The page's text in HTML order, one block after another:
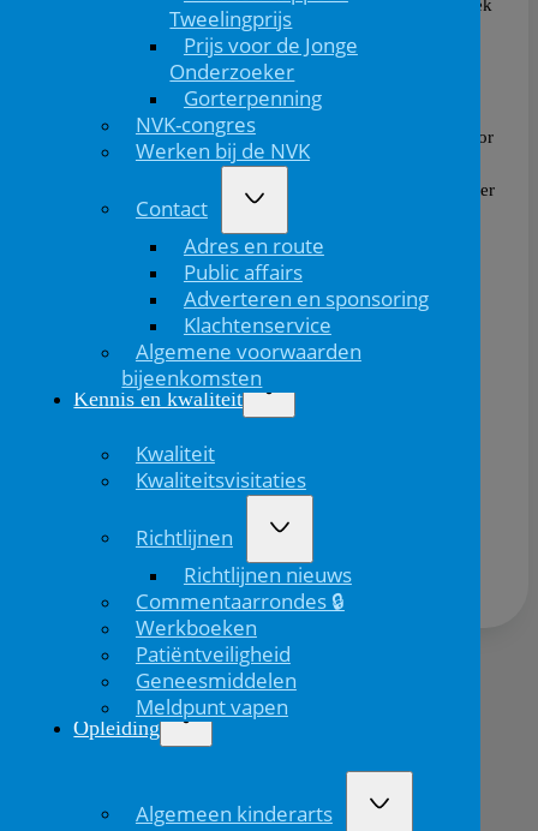
Tweelingprijs
Prijs voor de Jonge
Onderzoeker
Gorterpenning
NVK-congres
Werken bij de NVK
Contact
Adres en route
Public affairs
Adverteren en sponsoring
Klachtenservice
Algemene voorwaarden
bijeenkomsten
Kennis en kwaliteit
Kwaliteit
Kwaliteitsvisitaties
Richtlijnen
Richtlijnen nieuws
Commentaarrondes 🔒
Werkboeken
Patiëntveiligheid
Geneesmiddelen
Meldpunt vapen
Opleiding
Algemeen kinderarts
Achten voor zijn onderzoek ‘Less is safe?
Antibioticagebruik veilig verminderen’. Het onderzoek
van Niek Achten is mede mogelijk gemaakt door
(Samenwerkingsverband Pediatrie In Nederland). De
TULIPS-Publieksprijs ging tevens naar Niek Achten voor
zijn hierboven genoemde onderzoek. De prijswinnaars
kregen de prijzen uitgereikt uit handen van juryvoorzitter
Clara van Karnebeek.
Deel dit bericht via:
bericht